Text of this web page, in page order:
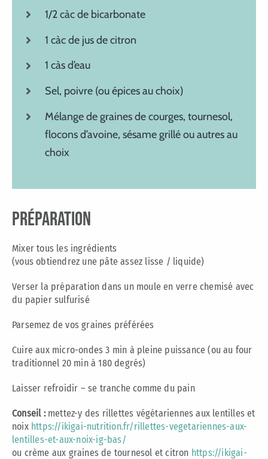
1/2 càc de bicarbonate
1 càc de jus de citron
1 càs d’eau
Sel, poivre (ou épices au choix)
Mélange de graines de courges, tournesol,
flocons d’avoine, sésame grillé ou autres au
choix
préparation
Mixer tous les ingrédients
(vous obtiendrez une pâte assez lisse / liquide)
Verser la préparation dans un moule en verre chemisé avec
du papier sulfurisé
Parsemez de vos graines préférées
Cuire aux micro-ondes 3 min à pleine puissance (ou au four
traditionnel 20 min à 180 degrés)
Laisser refroidir – se tranche comme du pain
Conseil : mettez-y des rillettes végétariennes aux lentilles et
noix https://ikigai-nutrition.fr/rillettes-vegetariennes-aux-
lentilles-et-aux-noix-ig-bas/
ou crème aux graines de tournesol et citron https://ikigai-